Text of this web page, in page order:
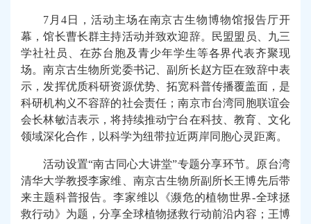
7 月4日，活动主场在南京古生物博物馆报告厅开
幕，馆长曹长群主持活动并致欢迎辞。
民盟盟员、九三
学社社员、在苏台胞及青少年学生等各界代表齐聚现
场。南京古生物所党委书记 、副所长赵方臣在致辞中表
示，发挥优质科研资源优势、拓宽科普传播覆盖面，是
科研机构 义不容辞的社会责任；南京市台湾同胞联谊会
会长林敏洁表示，将持续推动宁台在科技、教育、文化
领域深化合作，以科学为纽带拉近两岸同胞心灵距离。
活动设置“南古同心大讲堂”专题分享环节。 原台湾
清华大学教授李家维、南京古生物所副所长王博先后带
来主题科普报告。李家维以《濒危的植物世界-全球拯
救行动》 为题，分享全球植物拯救行动前沿内容；王博